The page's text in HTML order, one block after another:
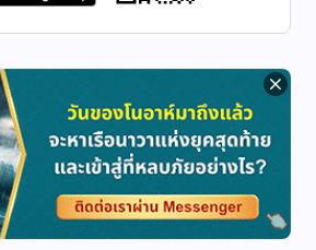
วจนะของพระเจ้าถึงทั้งจักรวาล:
บทที่ 27"
พระวจนะของพระเจ้า | "พระ
วจนะของพระเจ้าถึงทั้งจักรวาล:
บทที่ 28"
พระวจนะของพระเจ้า | "พระ
วจนะของพระเจ้าถึงทั้งจักรวาล: